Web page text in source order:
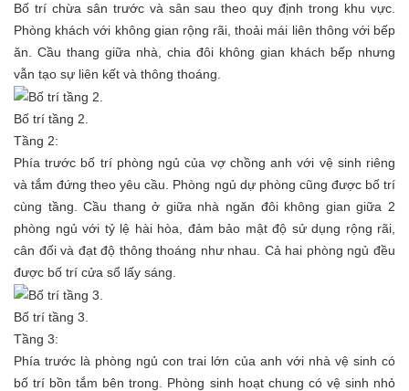
Bố trí chừa sân trước và sân sau theo quy định trong khu vực.
Phòng khách với không gian rộng rãi, thoải mái liên thông với bếp
ăn. Cầu thang giữa nhà, chia đôi không gian khách bếp nhưng
vẫn tạo sự liên kết và thông thoáng.
Bố trí tầng 2.
Tầng 2:
Phía trước bố trí phòng ngủ của vợ chồng anh với vệ sinh riêng
và tắm đứng theo yêu cầu. Phòng ngủ dự phòng cũng được bố trí
cùng tầng. Cầu thang ở giữa nhà ngăn đôi không gian giữa 2
phòng ngủ với tỷ lệ hài hòa, đảm bảo mật độ sử dụng rộng rãi,
cân đối và đạt độ thông thoáng như nhau. Cả hai phòng ngủ đều
được bố trí cửa sổ lấy sáng.
Bố trí tầng 3.
Tầng 3:
Phía trước là phòng ngủ con trai lớn của anh với nhà vệ sinh có
bố trí bồn tắm bên trong. Phòng sinh hoạt chung có vệ sinh nhỏ